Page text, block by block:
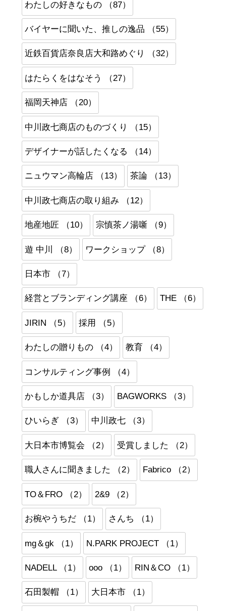
わたしの好きなもの （87）
バイヤーに聞いた、推しの逸品 （55）
近鉄百貨店奈良店大和路めぐり （32）
はたらくをはなそう （27）
福岡天神店 （20）
中川政七商店のものづくり （15）
デザイナーが話したくなる （14）
ニュウマン高輪店 （13） 茶論 （13）
中川政七商店の取り組み （12）
地産地匠 （10） 宗慎茶ノ湯噺 （9）
遊 中川 （8） ワークショップ （8）
日本市 （7）
経営とブランディング講座 （6） THE （6）
JIRIN （5） 採用 （5）
わたしの贈りもの （4） 教育 （4）
コンサルティング事例 （4）
かもしか道具店 （3） BAGWORKS （3）
ひいらぎ （3） 中川政七 （3）
大日本市博覧会 （2） 受賞しました （2）
職人さんに聞きました （2） Fabrico （2）
TO＆FRO （2） 2&9 （2）
お椀やうちだ （1） さんち （1）
mg＆gk （1） N.PARK PROJECT （1）
NADELL （1） ooo （1） RIN＆CO （1）
石田製帽 （1） 大日本市 （1）